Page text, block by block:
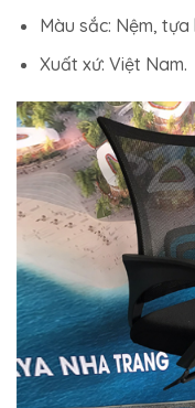
Màu sắc: Nệm,
Xuất xứ: Việt Nam.